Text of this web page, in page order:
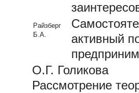
Райзберг
Б.А.
активный
О.Г. Голикова
Рассмотрение